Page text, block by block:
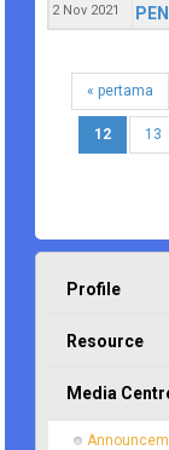
2 Nov 2021
« pertama
12 13
Profile
Resource
Media